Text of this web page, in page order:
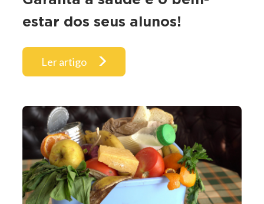
estar dos seus alunos!
Ler artigo